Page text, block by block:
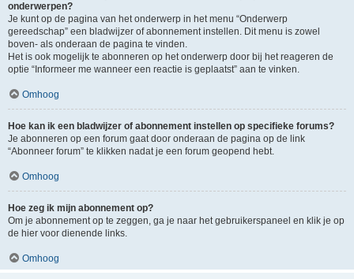
onderwerpen?
Je kunt op de pagina van het onderwerp in het menu “Onderwerp
gereedschap” een bladwijzer of abonnement instellen. Dit menu is zowel
boven- als onderaan de pagina te vinden.
Het is ook mogelijk te abonneren op het onderwerp door bij het reageren de
optie “Informeer me wanneer een reactie is geplaatst” aan te vinken.
Omhoog
Hoe kan ik een bladwijzer of abonnement instellen op specifieke forums?
Je abonneren op een forum gaat door onderaan de pagina op de link
“Abonneer forum” te klikken nadat je een forum geopend hebt.
Omhoog
Hoe zeg ik mijn abonnement op?
Om je abonnement op te zeggen, ga je naar het gebruikerspaneel en klik je op
de hier voor dienende links.
Omhoog